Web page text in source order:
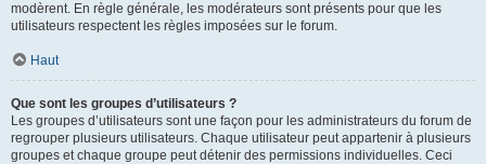
modèrent. En règle générale, les modérateurs sont présents pour que les
utilisateurs respectent les règles imposées sur le forum.
Haut
Que sont les groupes d’utilisateurs ?
Les groupes d’utilisateurs sont une façon pour les administrateurs du forum de
regrouper plusieurs utilisateurs. Chaque utilisateur peut appartenir à plusieurs
groupes et chaque groupe peut détenir des permissions individuelles. Ceci